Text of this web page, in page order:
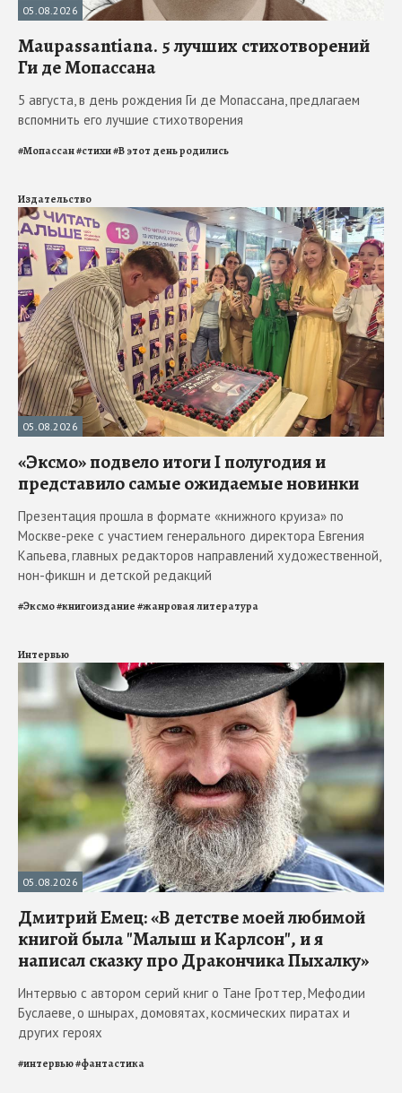
05.08.2026
Maupassantiana. 5 лучших стихотворений
Ги де Мопассана
5 августа, в день рождения Ги де Мопассана, предлагаем
вспомнить его лучшие стихотворения
#Мопассан#стихи#В этот день родились
Издательство
05.08.2026
«Эксмо» подвело итоги I полугодия и
представило самые ожидаемые новинки
Презентация прошла в формате «книжного круиза» по
Москве-реке с участием генерального директора Евгения
Капьева, главных редакторов направлений художественной,
нон-фикшн и детской редакций
#Эксмо#книгоиздание#жанровая литература
Интервью
05.08.2026
Дмитрий Емец: «В детстве моей любимой
книгой была "Малыш и Карлсон", и я
написал сказку про Дракончика Пыхалку»
Интервью с автором серий книг о Тане Гроттер, Мефодии
Буслаеве, о шнырах, домовятах, космических пиратах и
других героях
#интервью#фантастика